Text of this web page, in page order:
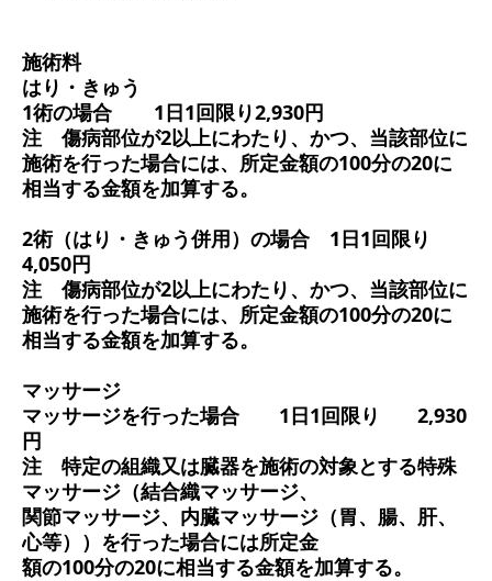
施術料
はり・きゅう
1術の場合
1日1回限り2,930円
注 傷病部位が2以上にわたり、かつ、当該部位に
施術を行った場合には、所定金額の100分の20に
相当する金額を加算する。
2術（はり・きゅう併用）の場合
1日1回限り
4,050円
注 傷病部位が2以上にわたり、かつ、当該部位に
施術を行った場合には、所定金額の100分の20に
相当する金額を加算する。
マッサージ
マッサージを行った場合 1日1回限り
2,930
円
注 特定の組織又は臓器を施術の対象とする特殊
マッサージ（結合織マッサージ、
関節マッサージ、内臓マッサージ（胃、腸、肝、
心等））を行った場合には所定金
額の100分の20に相当する金額を加算する。